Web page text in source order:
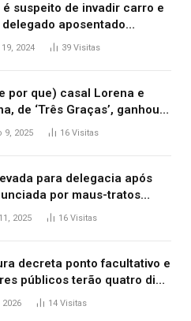
é suspeito de invadir carro e
aposentado
confusão no trânsito
2024 39 Visitas
por que) casal Lorena e
de ‘Três Graças’, ganhou
internacional
9, 2025 16 Visitas
para delegacia após
por maus-tratos
filhos, diz polícia
2025 16 Visitas
decreta ponto facultativo e
públicos terão quatro dias
na Semana Santa
14 Visitas